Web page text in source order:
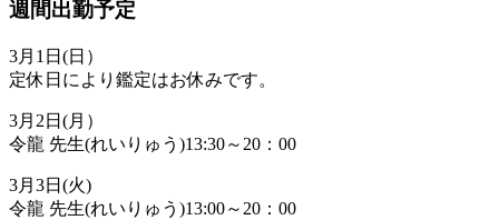
週間出勤予定
3月1日(日）
定休日により鑑定はお休みです。
3月2日(月）
令龍 先生(れいりゅう)13:30～20：00
3月3日(火)
令龍 先生(れいりゅう)13:00～20：00